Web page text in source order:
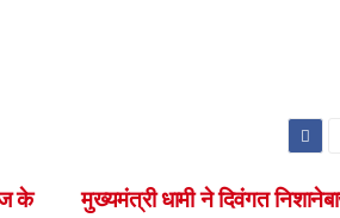
मुख्यमंत्री धामी ने दिवंगत
के